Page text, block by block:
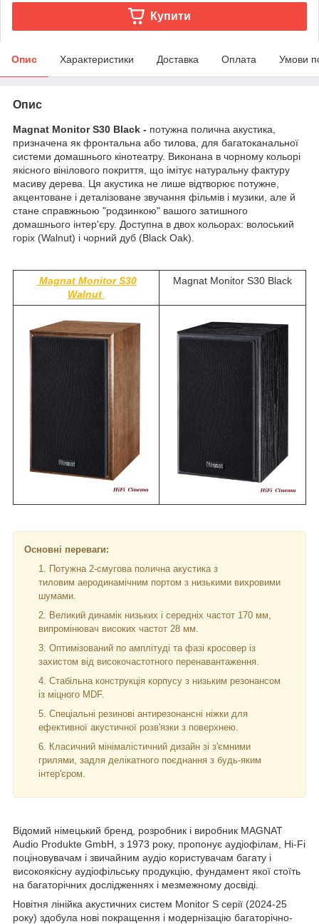
Купити
Опис Характеристики Доставка Оплата Умови
Опис
Magnat Monitor S30 Black - потужна полична акустика,
призначена як фронтальна або тилова, для багатоканальної
системи домашнього кінотеатру. Виконана в чорному кольорі
якісного вінілового покриття, що імітує натуральну фактуру
масиву дерева. Ця акустика не лише відтворює потужне,
акцентоване і деталізоване звучання фільмів і музики, але й
стане справжньою "родзинкою" вашого затишного
домашнього інтер'єру. Доступна в двох кольорах: волоський
горіх (Walnut) і чорний дуб (Black Oak).
Magnat Monitor S30
Walnut
Magnat Monitor S30 Black
Основні переваги:
Потужна 2-смугова полична акустика з
тиловим аеродинамічним портом з низькими вихровими
шумами.
Великий динамік низьких і середніх частот 170 мм,
випромінювач високих частот 28 мм.
Оптимізований по амплітуді та фазі кросовер із
захистом від високочастотного перенавантаження.
Стабільна конструкція корпусу з низьким резонансом
із міцного MDF.
Спеціальні резинові антирезонансні ніжки для
ефективної акустичної розв'язки з поверхнею.
Класичний мінімалістичний дизайн зі з'ємними
грилями, задля делікатного поєднання з будь-яким
інтер'єром.
Відомий німецький бренд, розробник і виробник MAGNAT
Audio Produkte GmbH, з 1973 року, пропонує аудіофілам, Hi-Fi
поціновувачам і звичайним аудіо користувачам багату і
високоякісну аудіофільську продукцію, фундамент якої стоїть
на багаторічних дослідженнях і мезмежному досвіді.
Новітня лінійка акустичних систем Monitor S серії (2024-25
року) здобула нові покращення і модернізацію багаторічно-